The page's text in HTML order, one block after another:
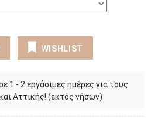
WISHLIST
1 - 2 εργάσιμες ημέρες για τους
Αττικής! (εκτός νήσων)